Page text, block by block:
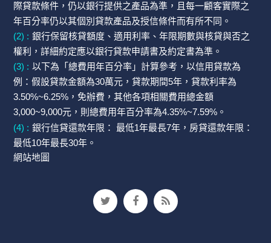
際貸款條件，仍以銀行提供之產品為準，且每一顧客實際之
年百分率仍以其個別貸款產品及授信條件而有所不同。
(2) : 銀行保留核貸額度、適用利率、年限期數與核貸與否之
權利，詳細約定應以銀行貸款申請書及約定書為準。
(3) : 以下為「總費用年百分率」計算參考，以信用貸款為
例：假設貸款金額為30萬元，貸款期間5年，貸款利率為
3.50%~6.25%，免辦費，其他各項相關費用總金額
3,000~9,000元，則總費用年百分率為4.35%~7.59%。
(4) : 銀行信貸還款年限： 最低1年最長7年，房貸還款年限：
最低10年最長30年。
網站地圖